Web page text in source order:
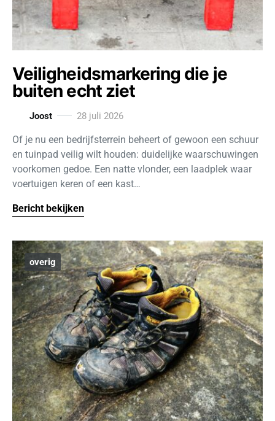
Veiligheidsmarkering die je
buiten echt ziet
Joost 28 juli 2026
Of je nu een bedrijfsterrein beheert of gewoon een schuur
en tuinpad veilig wilt houden: duidelijke waarschuwingen
voorkomen gedoe. Een natte vlonder, een laadplek waar
voertuigen keren of een kast…
Bericht bekijken
overig